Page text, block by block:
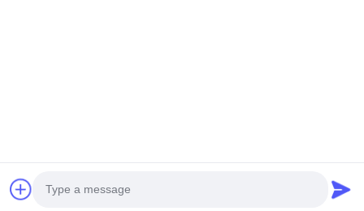
Copyright © 2015 - 2026 China Lighting Online Marketplace.